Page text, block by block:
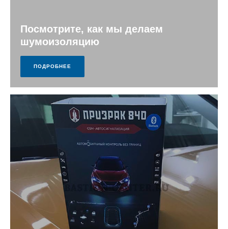
Посмотрите, как мы делаем
шумоизоляцию
ПОДРОБНЕЕ